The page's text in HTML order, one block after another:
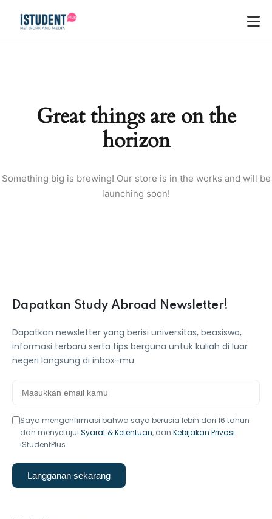
Us
Great things are on the
horizon
Something big is brewing! Our store is in the works and will be
launching soon!
Dapatkan Study Abroad Newsletter!
Dapatkan newsletter yang berisi universitas, beasiswa,
informasi terbaru serta tips berguna untuk kuliah di luar
negeri langsung di inbox-mu.
Saya mengonfirmasi bahwa saya berusia lebih dari 16 tahun
dan menyetujui Syarat & Ketentuan, dan Kebijakan Privasi
iStudentPlus.
Langganan sekarang